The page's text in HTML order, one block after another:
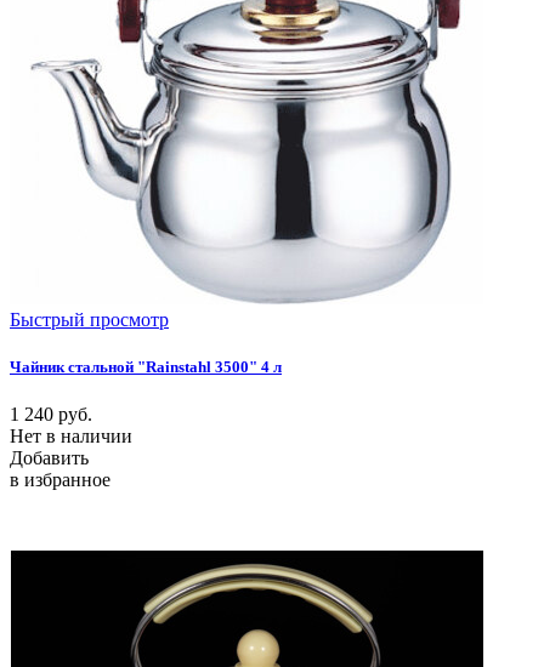
Быстрый просмотр
Чайник стальной "Rainstahl 3500" 4 л
1 240 руб.
Нет в наличии
Добавить
в избранное